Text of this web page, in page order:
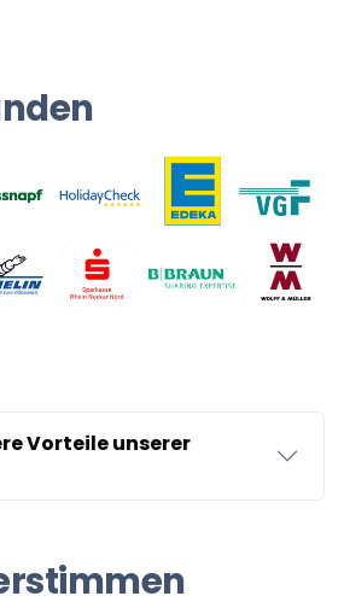
Vorteile unserer